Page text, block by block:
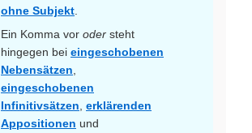
ohne Subjekt
Ein Komma vor oder steht
hingegen bei eingeschobenen
Nebensätzen
eingeschobenen
Infinitivsätzen erklärenden
Appositionen und